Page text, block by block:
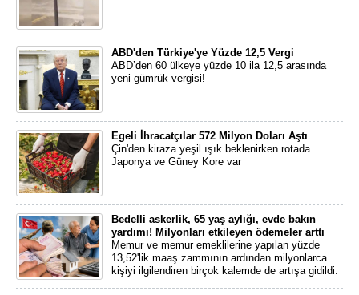
ABD'den Türkiye'ye Yüzde 12,5 Vergi
ABD’den 60 ülkeye yüzde 10 ila 12,5 arasında
yeni gümrük vergisi!
Egeli İhracatçılar 572 Milyon Doları Aştı
Çin'den kiraza yeşil ışık beklenirken rotada
Japonya ve Güney Kore var
Bedelli askerlik, 65 yaş aylığı, evde bakın
yardımı! Milyonları etkileyen ödemeler arttı
Memur ve memur emeklilerine yapılan yüzde
13,52'lik maaş zammının ardından milyonlarca
kişiyi ilgilendiren birçok kalemde de artışa gidildi.